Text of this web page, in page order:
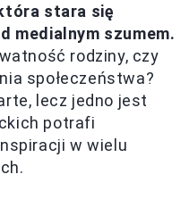
stara się
medialnym szumem.
rodziny, czy
społeczeństwa?
lecz jedno jest
potrafi
w wielu